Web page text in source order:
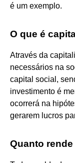
é um exemplo.
O que é
Através da
necessários na
capital social,
investimento é
ocorrerá na
gerarem lucros
Quanto